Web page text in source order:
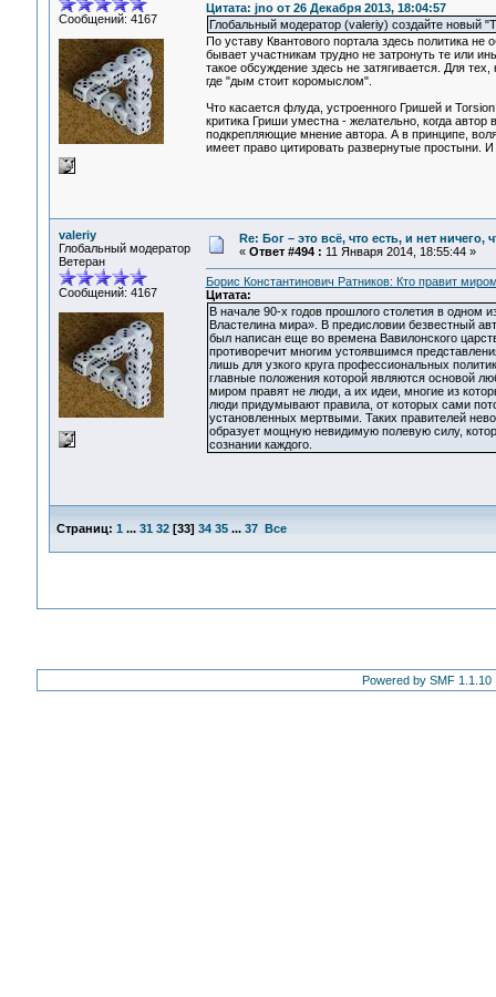
Сообщений: 4167
Цитата: jno от 26 Декабря 2013, 18:04:57
Глобальный модератор (valeriy) создайте новый
По уставу Квантового портала здесь политика
бывает участникам трудно не затронуть те или
такое обсуждение здесь не затягивается. Для
где "дым стоит коромыслом".
Что касается флуда, устроенного Гришей и
критика Гриши уместна - желательно, когда
подкрепляющие мнение автора. А в принципе,
имеет право цитировать развернутые простыни.
valeriy
Глобальный модератор
Ветеран
Сообщений: 4167
Re: Бог – это всё, что есть, и нет
« Ответ #494 : 11 Января 2014, 18:55:44 »
Борис Константинович Ратников: Кто правит
Цитата:
В начале 90-х годов прошлого столетия в одном
Властелина мира». В предисловии безвестный
был написан еще во времена Вавилонского
противоречит многим устоявшимся
лишь для узкого круга профессиональных
главные положения которой являются основой
миром правят не люди, а их идеи, многие из
люди придумывают правила, от которых сами
установленных мертвыми. Таких правителей
образует мощную невидимую полевую силу,
сознании каждого.
Страниц: 1 ... 31 32[33] 34 35 ... 37 Все
Powered by SMF 1.1.10